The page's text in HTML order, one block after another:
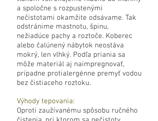
a spoločne s rozpustenými
nečistotami okamžite odsávame. Tak
odstránime mastnotu, špinu,
nežiadúce pachy a roztoče. Koberec
alebo čalúnený nábytok neostáva
mokrý, len vlhký. Podľa priania sa
môže materiál aj naimpregnovať,
prípadne protialergénne premyť vodou
bez čistiaceho roztoku.
Výhody tepovania:
Oproti zaužívanému spôsobu ručného